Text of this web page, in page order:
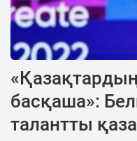
басқаша»:
талантты